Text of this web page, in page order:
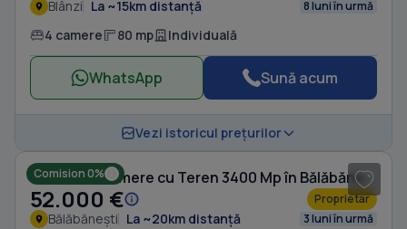
Blânzi La ~15km distanță 8 luni în urmă
4 camere 80 mp Individuală
WhatsApp Sună acum
Vezi istoricul prețurilor
Comision 0% Casă cu 4 camere cu Teren 3400 Mp în Bălăbănești
52.000 € Proprietar
Bălăbănești La ~20km distanță 3 luni în urmă